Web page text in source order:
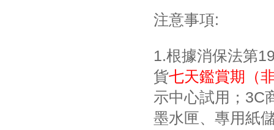
注意事項:
1.根據消保法第
貨七天鑑賞期（
示中心試用；3C
墨水匣、專用紙